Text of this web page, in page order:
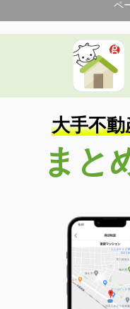
ペ
大手不
まと